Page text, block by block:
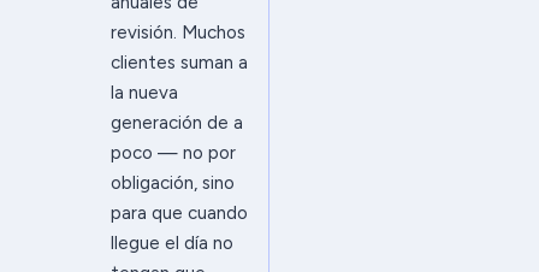
revisión. Muchos
clientes suman a
la nueva
generación de a
poco — no por
obligación, sino
para que cuando
llegue el día no